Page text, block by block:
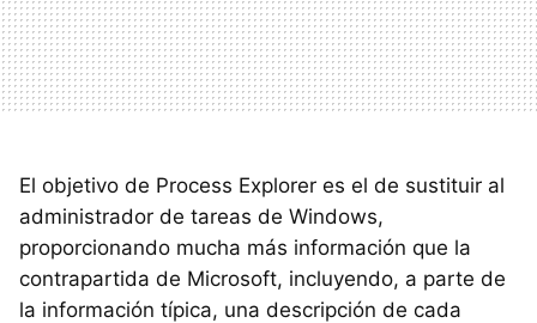
El objetivo de Process Explorer es el de sustituir al
administrador de tareas de Windows,
proporcionando mucha más información que la
contrapartida de Microsoft, incluyendo, a parte de
la información típica, una descripción de cada